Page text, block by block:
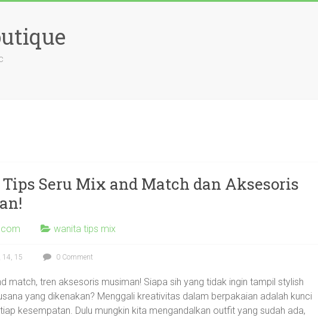
Seru Mix and Match dan Aksesoris
wanita tips mix
14, 15 0 Comment
match, tren aksesoris musiman! Siapa sih yang tidak ingin tampil stylish
yang dikenakan? Menggali kreativitas dalam berpakaian adalah kunci
kesempatan. Dulu mungkin kita mengandalkan outfit yang sudah ada,